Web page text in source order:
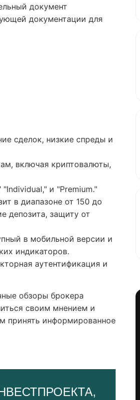
документ
документации для
сделок, низкие спреды и
включая криптовалюты,
и "Premium."
в диапазоне от 150 до
депозита, защиту от
в мобильной версии и
индикаторов.
аутентификация и
обзоры брокера
своим мнением и
принять информированное